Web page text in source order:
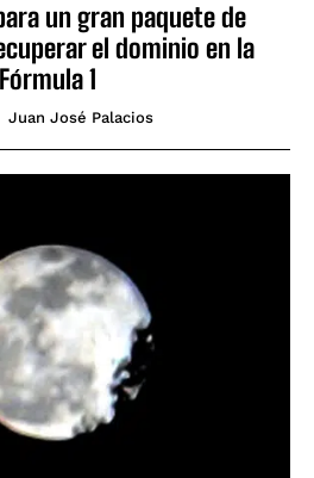
un gran paquete de
el dominio en la
Fórmula 1
Juan José Palacios